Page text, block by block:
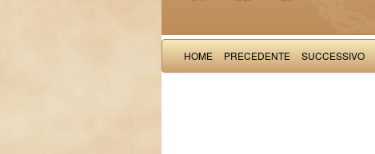
HOME PRECEDENTE SUCCESSIVO